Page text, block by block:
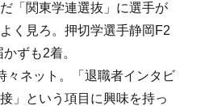
「関東学連選抜」に選手が
く見ろ。押切学選手静岡F2
ずも2着。
々ネット。「退職者インタビ
」という項目に興味を持っ